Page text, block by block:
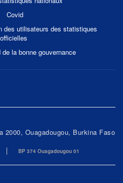
Covid
des utilisateurs des statistiques
officielles
de la bonne gouvernance
2000, Ouagadougou, Burkina Faso
BP 374 Ouagadougou 01